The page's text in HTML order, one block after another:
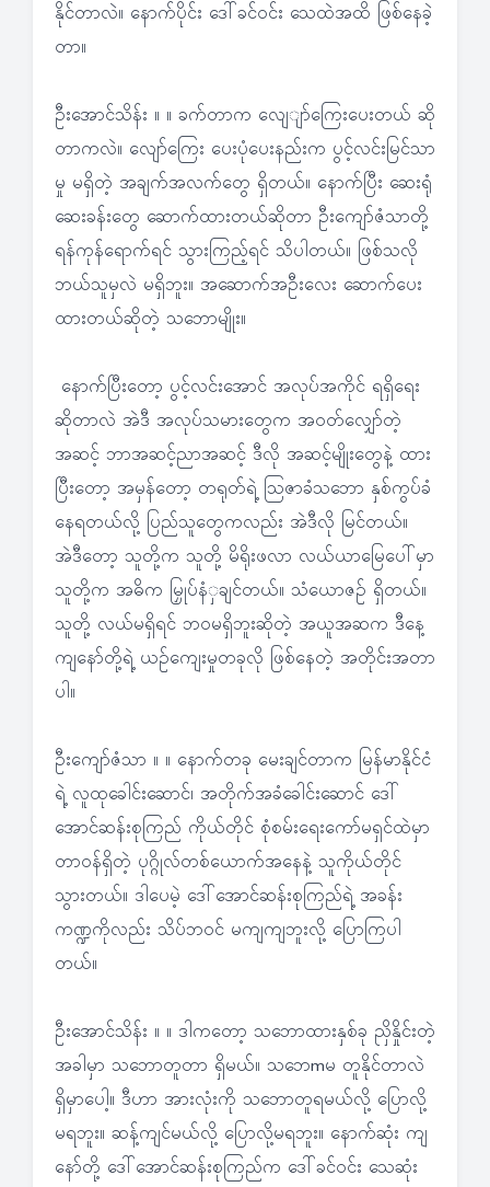
နိုင်တာလဲ။ နောက်ပိုင်း ဒေါ်ခင်ဝင်း သေထဲအထိ ဖြစ်နေခဲ့
တာ။
ဦးအောင်သိန်း ။ ။ ခက်တာက လျေျာ်ကြေးပေးတယ် ဆို
တာကလဲ။ လျော်ကြေး ပေးပုံပေးနည်းက ပွင့်လင်းမြင်သာ
မှု မရှိတဲ့ အချက်အလက်တွေ ရှိတယ်။ နောက်ပြီး ဆေးရုံ
ဆေးခန်းတွေ ဆောက်ထားတယ်ဆိုတာ ဦးကျော်ဇံသာတို့
ရန်ကုန်ရောက်ရင် သွားကြည့်ရင် သိပါတယ်။ ဖြစ်သလို
ဘယ်သူမှလဲ မရှိဘူး။ အဆောက်အဦးလေး ဆောက်ပေး
ထားတယ်ဆိုတဲ့ သဘောမျိုး။
နောက်ပြီးတော့ ပွင့်လင်းအောင် အလုပ်အကိုင် ရရှိရေး
ဆိုတာလဲ အဲဒီ အလုပ်သမားတွေက အဝတ်လျှော်တဲ့
အဆင့် ဘာအဆင့်ညာအဆင့် ဒီလို အဆင့်မျိုးတွေနဲ့ ထား
ပြီးတော့ အမှန်တော့ တရုတ်ရဲ့ သြဇာခံသဘော နှစ်ကွပ်ခံ
နေရတယ်လို့ ပြည်သူတွေကလည်း အဲဒီလို မြင်တယ်။
အဲဒီတော့ သူတို့က သူတို့ မိရိုးဖလာ လယ်ယာမြေပေါ်မှာ
သူတို့က အဓိက မြှုပ်နံှချင်တယ်။ သံယောဇဉ် ရှိတယ်။
သူတို့ လယ်မရှိရင် ဘဝမရှိဘူးဆိုတဲ့ အယူအဆက ဒီနေ့
ကျနော်တို့ရဲ့ ယဉ်ကျေးမှုတခုလို ဖြစ်နေတဲ့ အတိုင်းအတာ
ပါ။
ဦးကျော်ဇံသာ ။ ။ နောက်တခု မေးချင်တာက မြန်မာနိုင်ငံ
ရဲ့ လူထုခေါင်းဆောင်၊ အတိုက်အခံခေါင်းဆောင် ဒေါ်
အောင်ဆန်းစုကြည် ကိုယ်တိုင် စုံစမ်းရေးကော်မရှင်ထဲမှာ
တာဝန်ရှိတဲ့ ပုဂ္ဂိုလ်တစ်ယောက်အနေနဲ့ သူကိုယ်တိုင်
သွားတယ်။ ဒါပေမဲ့ ဒေါ်အောင်ဆန်းစုကြည်ရဲ့ အခန်း
ကဏ္ဍကိုလည်း သိပ်ဘဝင် မကျကျဘူးလို့ ပြောကြပါ
တယ်။
ဦးအောင်သိန်း ။ ။ ဒါကတော့ သဘောထားနှစ်ခု ညှိနှိုင်းတဲ့
အခါမှာ သဘောတူတာ ရှိမယ်။ သဘေmမ တူနိုင်တာလဲ
ရှိမှာပေါ့။ ဒီဟာ အားလုံးကို သဘောတူရမယ်လို့ ပြောလို့
မရဘူး။ ဆန့်ကျင်မယ်လို့ ပြောလို့မရဘူး။ နောက်ဆုံး ကျ
နော်တို့ ဒေါ်အောင်ဆန်းစုကြည်က ဒေါ်ခင်ဝင်း သေဆုံး